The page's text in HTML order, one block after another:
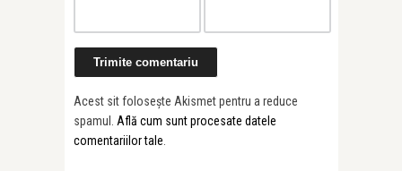
Acest sit folosește Akismet pentru a reduce
spamul. Află cum sunt procesate datele
comentariilor tale.